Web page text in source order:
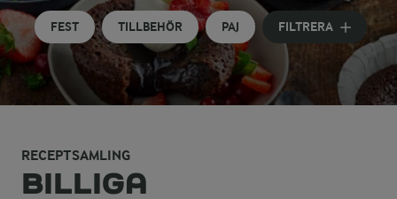
FEST TILLBEHÖR PAJ FILTRERA
RECEPTSAMLING
BILLIGA